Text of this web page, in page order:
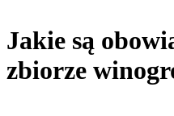
Jakie są
zbiorze